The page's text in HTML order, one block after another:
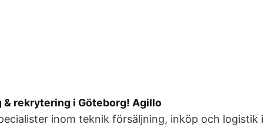
rekrytering i Göteborg! Agillo
inom teknik försäljning, inköp och logistik i